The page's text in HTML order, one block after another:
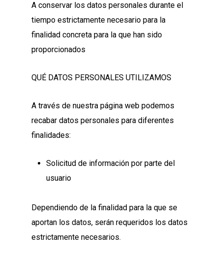
A conservar los datos personales durante el
tiempo estrictamente necesario para la
finalidad concreta para la que han sido
proporcionados
QUÉ DATOS PERSONALES UTILIZAMOS
A través de nuestra página web podemos
recabar datos personales para diferentes
finalidades:
Solicitud de información por parte del
usuario
Dependiendo de la finalidad para la que se
aportan los datos, serán requeridos los datos
estrictamente necesarios.